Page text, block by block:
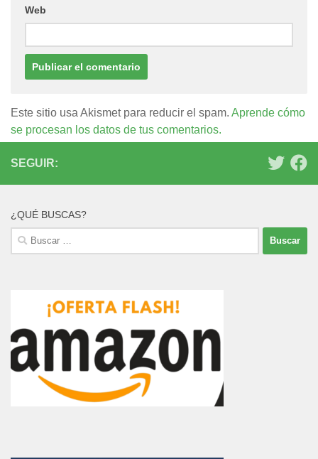
Web
Este sitio usa Akismet para reducir el spam. Aprende cómo
se procesan los datos de tus comentarios.
SEGUIR:
¿QUÉ BUSCAS?
Buscar: